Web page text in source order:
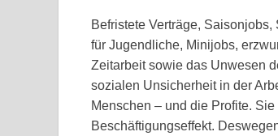
Befristete Verträge,
für Jugendliche, Minijobs,
Zeitarbeit sowie das Unwesen
sozialen Unsicherheit in der
Menschen – und die Profite.
Beschäftigungseffekt.